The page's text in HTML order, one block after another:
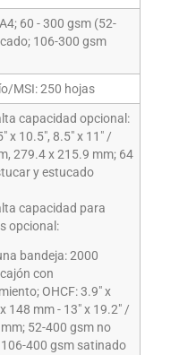
60 - 300 gsm (52-
106-300 gsm
MSI: 250 hojas
capacidad opcional:
x 10.5", 8.5" x 11" /
279.4 x 215.9 mm; 64
y estucado
capacidad para
opcional:
bandeja: 2000
con
OHCF: 3.9" x
148 mm - 13" x 19.2" /
52-400 gsm no
400 gsm satinado